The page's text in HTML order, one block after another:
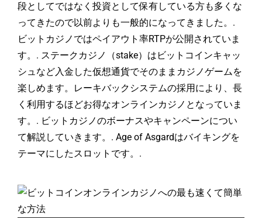
段としてではなく投資として保有している方も多くな
ってきたので以前よりも一般的になってきました。.
ビットカジノではペイアウト率RTPが公開されていま
す。. ステークカジノ（stake）はビットコインキャッ
シュなど入金した仮想通貨でそのままカジノゲームを
楽しめます。レーキバックシステムの採用により、長
く利用するほどお得なオンラインカジノとなっていま
す。. ビットカジノのボーナスやキャンペーンについ
て解説していきます。. Age of Asgardはバイキングを
テーマにしたスロットです。.